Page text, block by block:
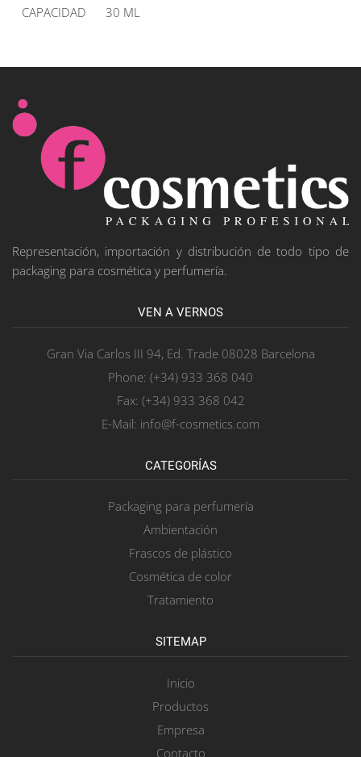
CAPACIDAD 30 ML
Representación, importación y distribución de todo tipo de
packaging para cosmética y perfumería.
VEN A VERNOS
Gran Via Carlos III 94, Ed. Trade 08028 Barcelona
Phone: (+34) 933 368 040
Fax: (+34) 933 368 042
E-Mail: info@f-cosmetics.com
CATEGORÍAS
Packaging para perfumería
Ambientación
Frascos de plástico
Cosmética de color
Tratamiento
SITEMAP
Inicio
Productos
Empresa
Contacto